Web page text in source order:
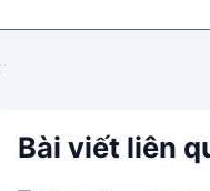
Bài viết liên